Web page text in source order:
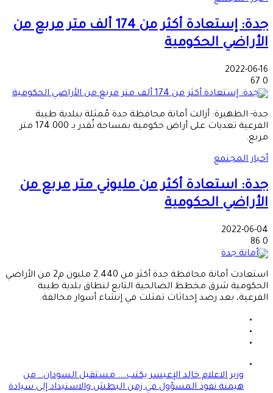
جدة: إستعادة أكثر من 174 ألف متر مربع من
الأراضي الحكومية
2022-06-16
0
جدة- الظهيرة: أزالت أمانة محافظة جدة مُمثلة ببلدية طيبة
الفرعية تعديات على أراض حكومية بمساحة تُقدر بـ 174.000 متر
مربع.
أخبار المجتمع
جدة: استعادة أكثر من مليوني متر مربع من
الأراضي الحكومية
2022-06-04
0
استعادت أمانة محافظة جدة أكثر من 2.440 مليون م2 من الأراضي
الحكومية شرق مخطط الصالحية التابع لنطاق بلدية طيبة
الفرعية، بعد رصد إحداثات تمثلت في إنشاء أسوار مخالفة.
وزير الاعلام خالد الإعيسر يكتب…. مستقبل السودان.. من
هيمنة نفوذ المسؤول في زمن البطش والاستبداد إلى سيادة